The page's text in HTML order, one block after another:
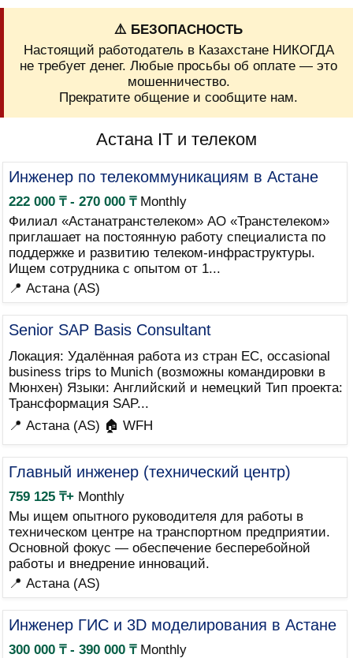
⚠️ БЕЗОПАСНОСТЬ
Настоящий работодатель в Казахстане НИКОГДА
не требует денег. Любые просьбы об оплате — это
мошенничество.
Прекратите общение и сообщите нам.
Астана IT и телеком
Инженер по телекоммуникациям в Астане
222 000 ₸ - 270 000 ₸Monthly
Филиал «Астанатранстелеком» АО «Транстелеком»
приглашает на постоянную работу специалиста по
поддержке и развитию телеком-инфраструктуры.
Ищем сотрудника с опытом от 1...
📍 Астана (AS)
Senior SAP Basis Consultant
Локация: Удалённая работа из стран ЕС, occasional
business trips to Munich (возможны командировки в
Мюнхен) Языки: Английский и немецкий Тип проекта:
Трансформация SAP...
📍 Астана (AS) 🏠 WFH
Главный инженер (технический центр)
759 125 ₸+Monthly
Мы ищем опытного руководителя для работы в
техническом центре на транспортном предприятии.
Основной фокус — обеспечение бесперебойной
работы и внедрение инноваций.
📍 Астана (AS)
Инженер ГИС и 3D моделирования в Астане
300 000 ₸ - 390 000 ₸Monthly